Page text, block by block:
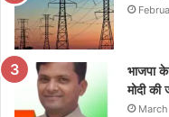
भाजपा
मोदी की